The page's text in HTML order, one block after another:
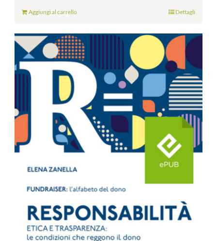
Aggiungi al carrello Dettagli